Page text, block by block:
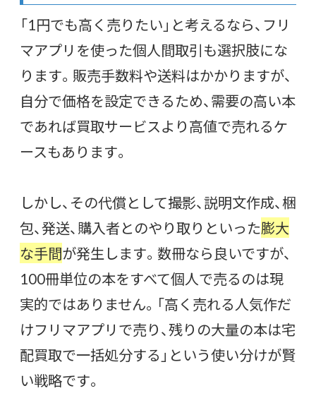
「1円でも高く売りたい」と考えるなら、フリ
マアプリを使った個人間取引も選択肢にな
ります。販売手数料や送料はかかりますが、
自分で価格を設定できるため、需要の高い本
であれば買取サービスより高値で売れるケ
ースもあります。
しかし、その代償として撮影、説明文作成、梱
包、発送、購入者とのやり取りといった膨大
な手間が発生します。数冊なら良いですが、
100冊単位の本をすべて個人で売るのは現
実的ではありません。「高く売れる人気作だ
けフリマアプリで売り、残りの大量の本は宅
配買取で一括処分する」という使い分けが賢
い戦略です。